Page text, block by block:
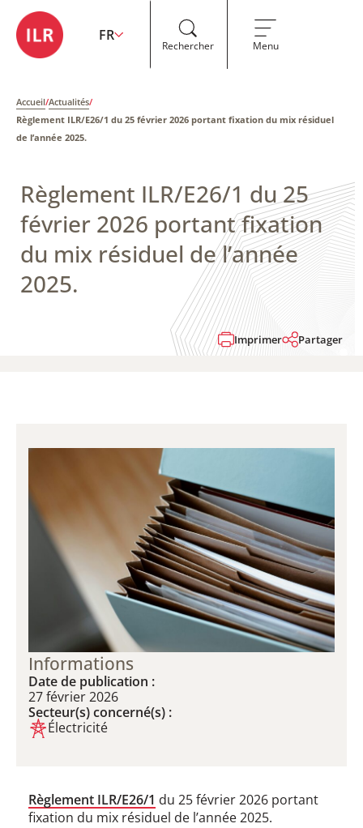
FR
Rechercher Menu
Accueil/Actualités/
Règlement ILR/E26/1 du 25 février 2026 portant fixation du mix résiduel
de l’année 2025.
Règlement ILR/E26/1 du 25
février 2026 portant fixation
du mix résiduel de l’année
2025.
Imprimer Partager
Informations
Date de publication :
27 février 2026
Secteur(s) concerné(s) :
Électricité
Règlement ILR/E26/1 du 25 février 2026 portant
fixation du mix résiduel de l’année 2025.